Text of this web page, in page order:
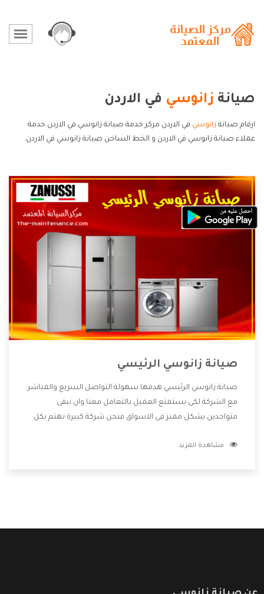
صيانة زانوسي في الاردن
ارقام صيانة زانوسي في الاردن مركز خدمة صيانة زانوسي في الاردن خدمة
عملاء صيانة زانوسي في الاردن و الخط الساخن صيانة زانوسي في الاردن.
صيانة زانوسي الرئيسي
صيانة زانوسي الرئيسي هدفها سهولة التواصل السريع والمباشر
مع الشركة لكى يستمتع العميل بالتعامل معنا وان نبقى
متواجدين بشكل مميز فى الاسواق فنحن شركة كبيرة نهتم بكل
الشركة بها والتى تكون منها خدمة الصيانة التى تكون من أهم
مشاهدة المزيد